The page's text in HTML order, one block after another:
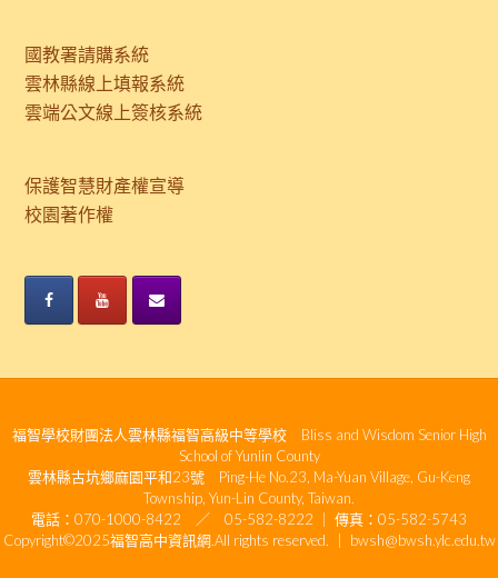
國教署請購系統
雲林縣線上填報系統
雲端公文線上簽核系統
保護智慧財產權宣導
校園著作權
福智學校財團法人雲林縣福智高級中等學校 Bliss and Wisdom Senior High
School of Yunlin County
雲林縣古坑鄉麻園平和23號 Ping-He No.23, Ma-Yuan Village, Gu-Keng
Township, Yun-Lin County, Taiwan.
電話：070-1000-8422 ／ 05-582-8222 ｜ 傳真：05-582-5743
Copyright©2025福智高中資訊網.All rights reserved. ｜ bwsh@bwsh.ylc.edu.tw